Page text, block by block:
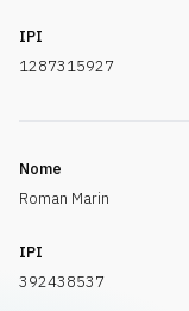
IPI
1287315927
Nome
Roman Marin
IPI
392438537